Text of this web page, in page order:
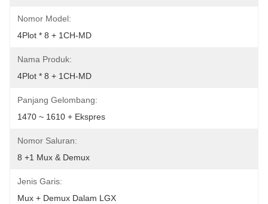
Nomor Model:
4Plot * 8 + 1CH-MD
Nama Produk:
4Plot * 8 + 1CH-MD
Panjang Gelombang:
1470 ~ 1610 + Ekspres
Nomor Saluran:
8 +1 Mux & Demux
Jenis Garis:
Mux + Demux Dalam LGX